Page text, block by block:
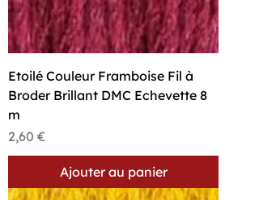
Etoilé Couleur Framboise Fil à
Broder Brillant DMC Echevette 8
m
Prix
2,60 €
Ajouter au panier